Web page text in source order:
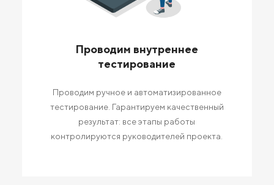
Проводим внутреннее
тестирование
Проводим ручное и автоматизированное
тестирование. Гарантируем качественный
результат: все этапы работы
контролируются руководителей проекта.